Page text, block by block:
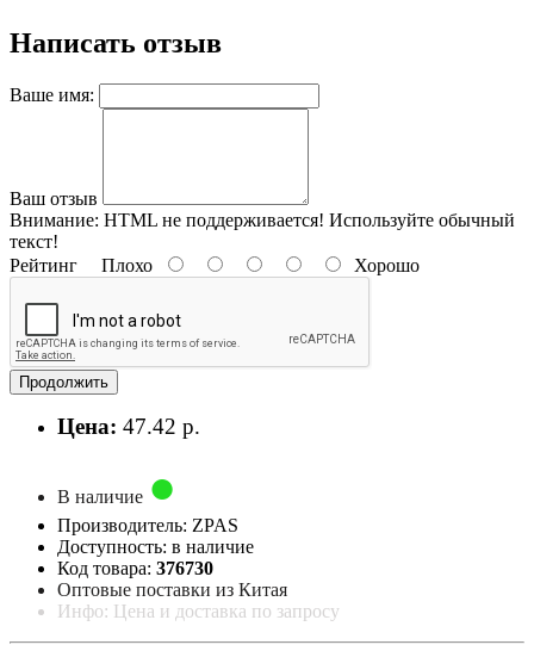
Написать отзыв
Ваше имя:
Ваш отзыв
Внимание: HTML не поддерживается! Используйте обычный
текст!
Рейтинг Плохо Хорошо
Продолжить
Цена: 47.42 р.
В наличие
Производитель: ZPAS
Доступность: в наличие
Код товара: 376730
Оптовые поставки из Китая
Инфо: Цена и доставка по запросу